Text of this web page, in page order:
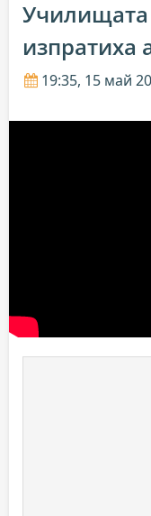
Училищата
изпратиха
19:35, 15 май